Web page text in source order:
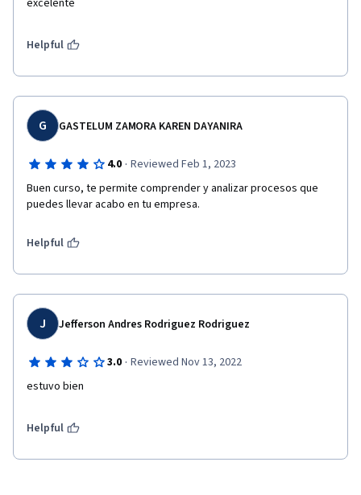
excelente
Helpful
G GASTELUM ZAMORA KAREN DAYANIRA
4.0 · Reviewed Feb 1, 2023
Buen curso, te permite comprender y analizar procesos que
puedes llevar acabo en tu empresa.
Helpful
J Jefferson Andres Rodriguez Rodriguez
3.0 · Reviewed Nov 13, 2022
estuvo bien
Helpful